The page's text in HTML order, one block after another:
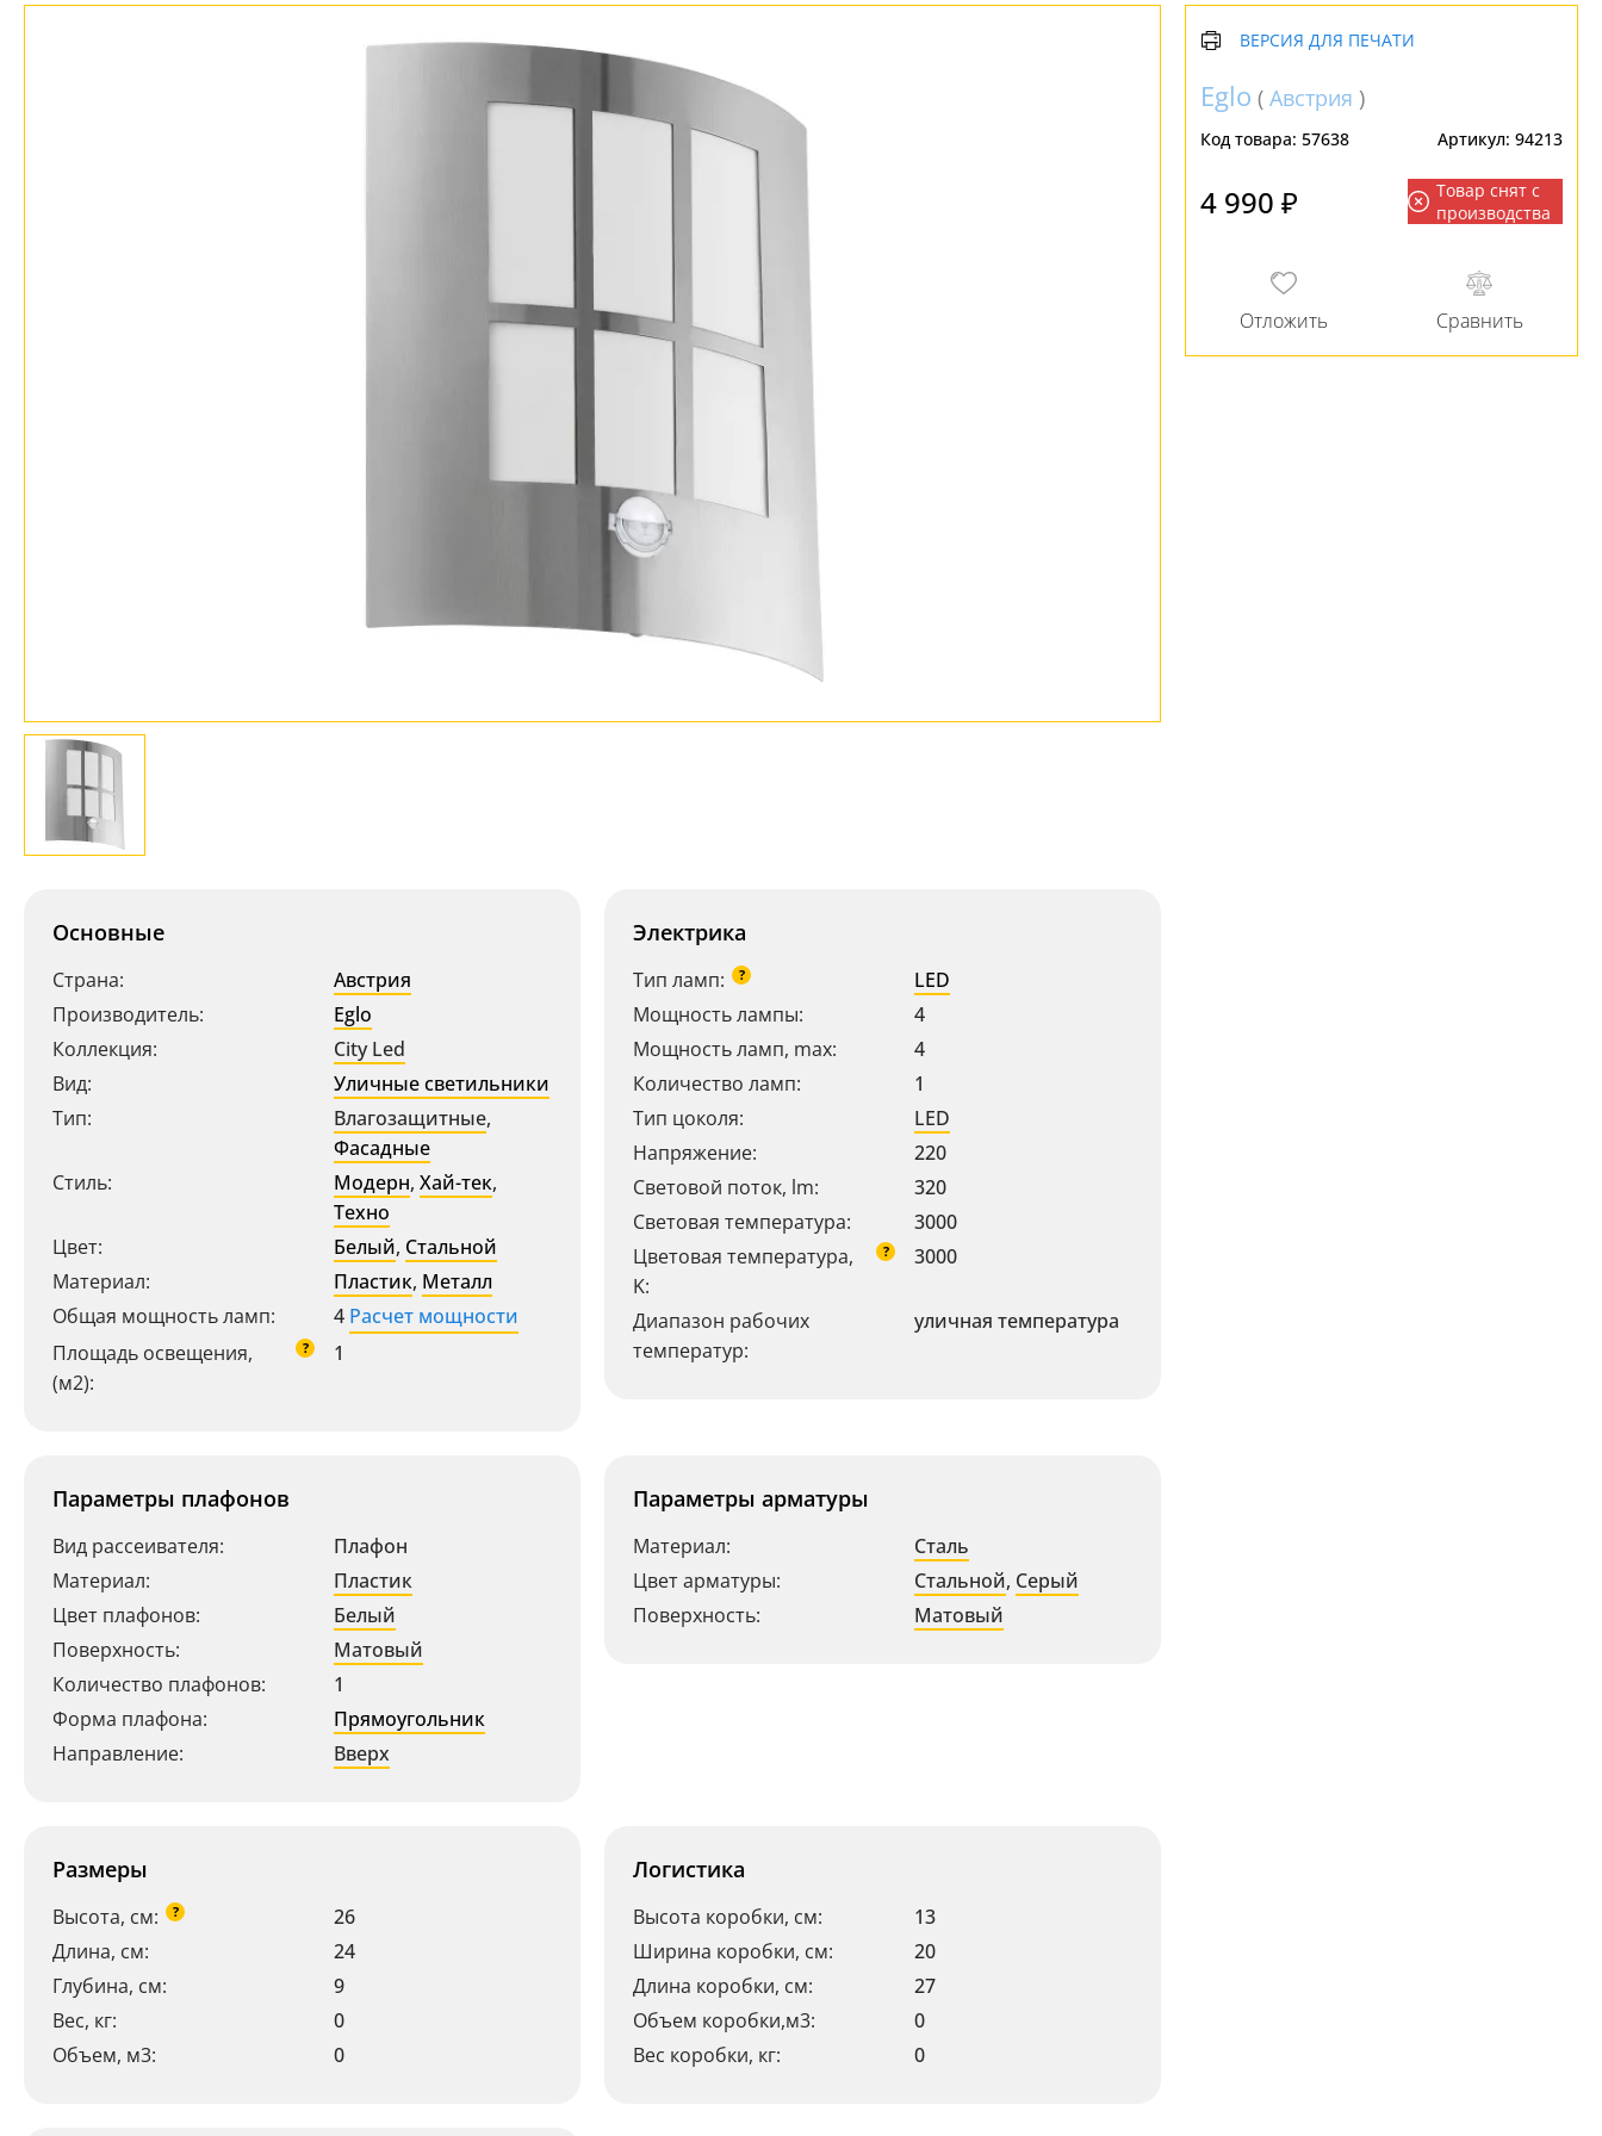
Ваш регион:
+7 (800) 775-63-32 - бесплатно по России
+7 (495) 255-03-21
Основные
Страна:
Австрия
Производитель:
Eglo
Коллекция:
City Led
Вид:
Уличные светильники
Тип:
Влагозащитные,
Фасадные
Стиль:
Модерн, Хай-тек,
Техно
Цвет:
Белый, Стальной
Материал:
Пластик, Металл
Общая мощность ламп:
4 Расчет мощности
Площадь освещения,
(м2):
? 1
Электрика
Тип ламп: ?
LED
Мощность лампы:
4
Мощность ламп, max:
4
Количество ламп:
1
Тип цоколя:
LED
Напряжение:
220
Световой поток, lm:
320
Световая температура:
3000
Цветовая температура,
K:
? 3000
Диапазон рабочих
температур:
уличная температура
Параметры плафонов
Вид рассеивателя:
Плафон
Материал:
Пластик
Цвет плафонов:
Белый
Поверхность:
Матовый
Количество плафонов:
1
Форма плафона:
Прямоугольник
Направление:
Вверх
Параметры арматуры
Материал:
Сталь
Цвет арматуры:
Стальной, Серый
Поверхность:
Матовый
Размеры
Высота, см: ?
26
Длина, см:
24
Глубина, см:
9
Вес, кг:
0
Объем, м3:
0
Логистика
Высота коробки, см:
13
Ширина коробки, см:
20
Длина коробки, см:
27
Объем коробки,м3:
0
Вес коробки, кг:
0
ВЕРСИЯ ДЛЯ ПЕЧАТИ
Eglo ( Австрия )
Код товара: 57638 Артикул: 94213
4 990 ₽
Товар снят с
производства